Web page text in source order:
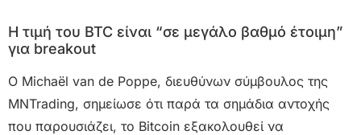
Η τιμή του BTC είναι “σε μεγάλο βαθμό έτοιμη”
για breakout
Ο Michaël van de Poppe, διευθύνων σύμβουλος της
MNTrading, σημείωσε ότι παρά τα σημάδια αντοχής
που παρουσιάζει, το Bitcoin εξακολουθεί να